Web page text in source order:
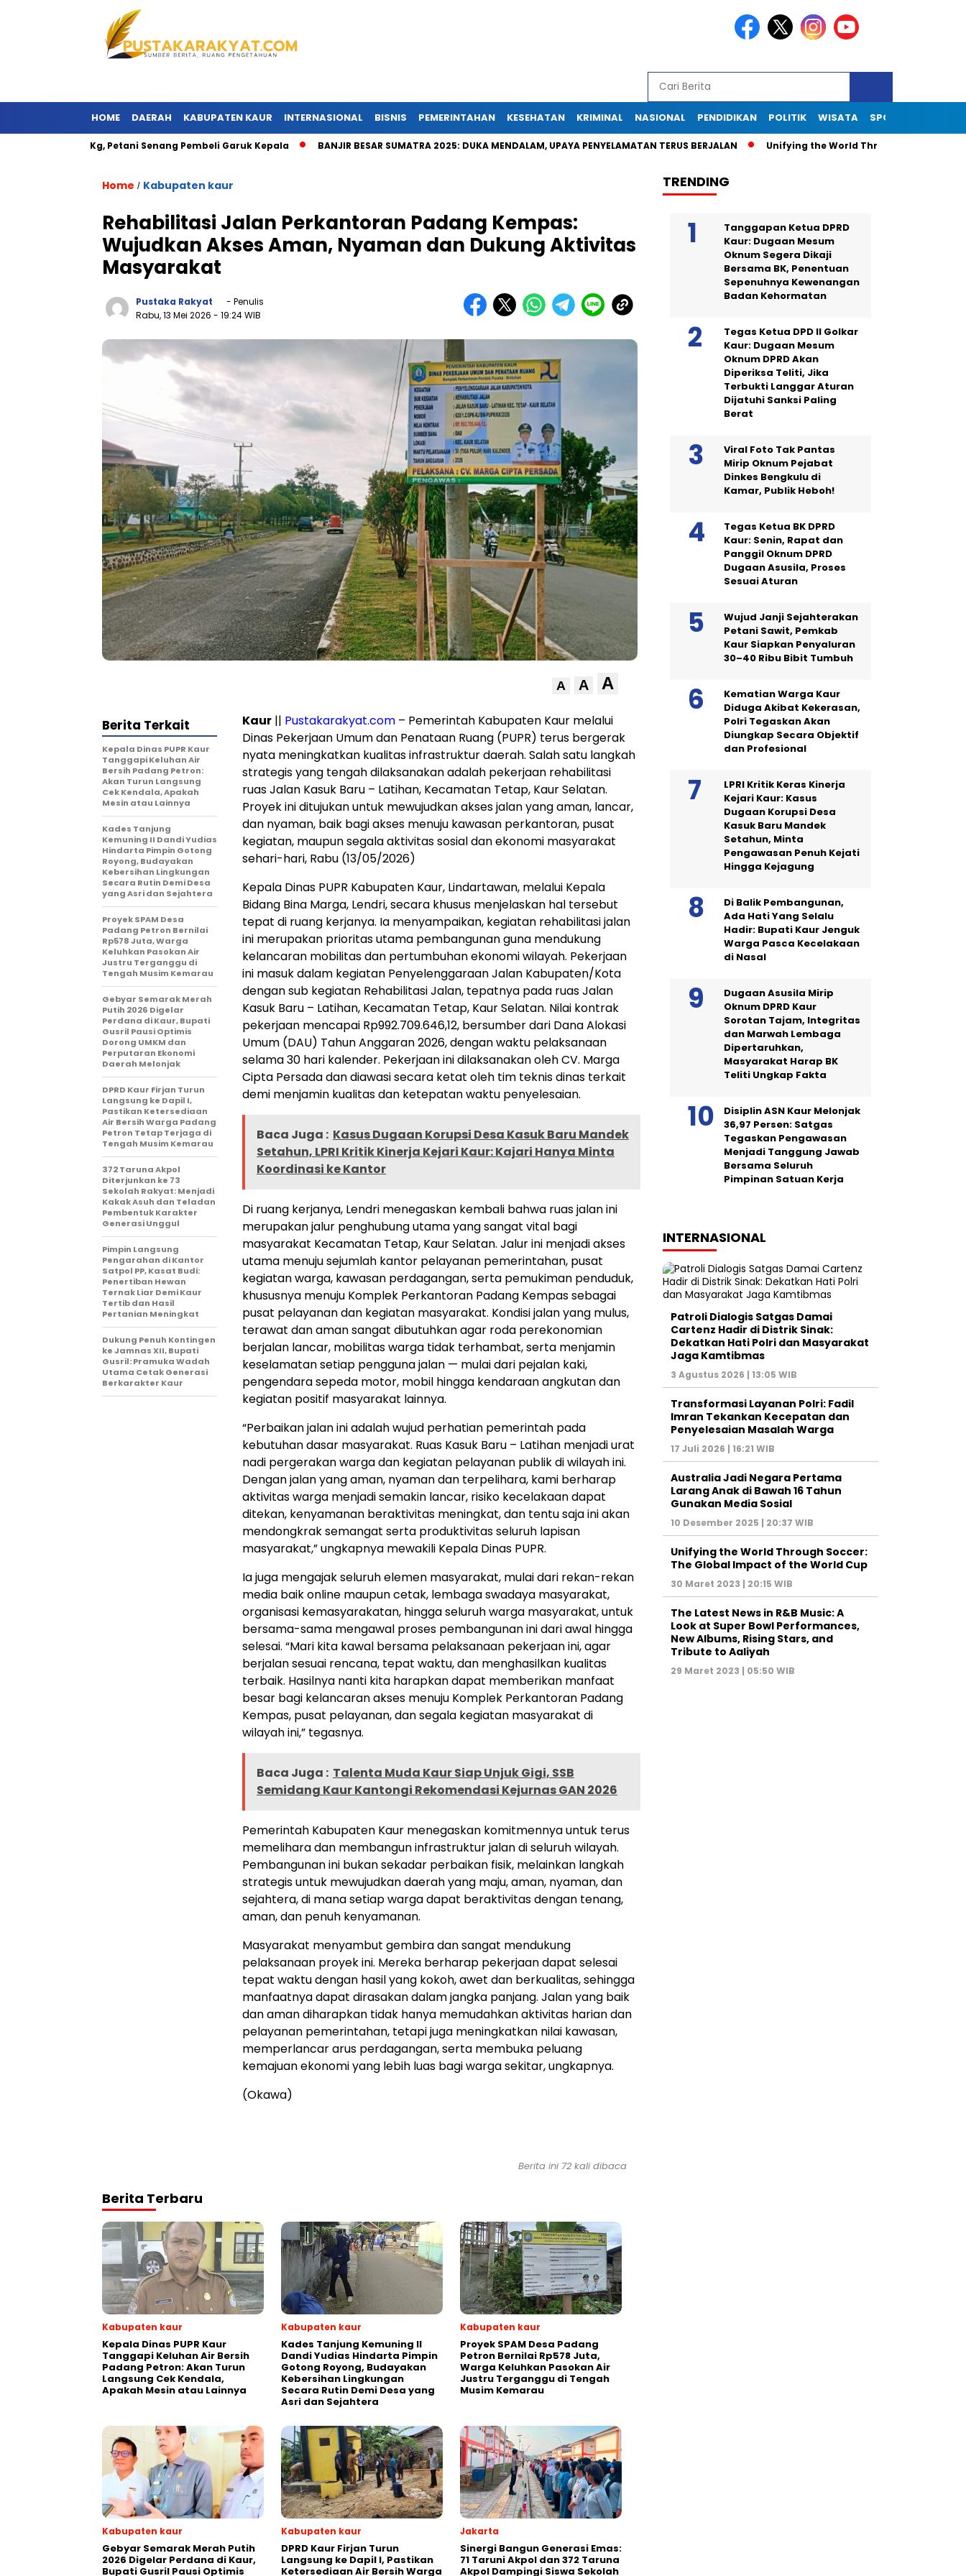
HOME DAERAH KABUPATEN KAUR INTERNASIONAL BISNIS PEMERINTAHAN KESEHATAN KRIMINAL NASIONAL PENDIDIKAN POLITIK WISATA SPORT
per Kg, Petani Senang Pembeli Garuk Kepala BANJIR BESAR SUMATRA 2025: DUKA MENDALAM, UPAYA PENYELAMATAN TERUS BERJALAN Unifying the World Through Soccer: The Global
Home / Kabupaten kaur
Rehabilitasi Jalan Perkantoran Padang Kempas:
Wujudkan Akses Aman, Nyaman dan Dukung Aktivitas
Masyarakat
Pustaka Rakyat
- Penulis
Rabu, 13 Mei 2026 - 19:24 WIB
A A A
Kaur || Pustakarakyat.com – Pemerintah Kabupaten Kaur melalui
Dinas Pekerjaan Umum dan Penataan Ruang (PUPR) terus bergerak
nyata meningkatkan kualitas infrastruktur daerah. Salah satu langkah
strategis yang tengah dilaksanakan adalah pekerjaan rehabilitasi
ruas Jalan Kasuk Baru – Latihan, Kecamatan Tetap, Kaur Selatan.
Proyek ini ditujukan untuk mewujudkan akses jalan yang aman, lancar,
dan nyaman, baik bagi akses menuju kawasan perkantoran, pusat
kegiatan, maupun segala aktivitas sosial dan ekonomi masyarakat
sehari-hari, Rabu (13/05/2026)
Kepala Dinas PUPR Kabupaten Kaur, Lindartawan, melalui Kepala
Bidang Bina Marga, Lendri, secara khusus menjelaskan hal tersebut
tepat di ruang kerjanya. Ia menyampaikan, kegiatan rehabilitasi jalan
ini merupakan prioritas utama pembangunan guna mendukung
kelancaran mobilitas dan pertumbuhan ekonomi wilayah. Pekerjaan
ini masuk dalam kegiatan Penyelenggaraan Jalan Kabupaten/Kota
dengan sub kegiatan Rehabilitasi Jalan, tepatnya pada ruas Jalan
Kasuk Baru – Latihan, Kecamatan Tetap, Kaur Selatan. Nilai kontrak
pekerjaan mencapai Rp992.709.646,12, bersumber dari Dana Alokasi
Umum (DAU) Tahun Anggaran 2026, dengan waktu pelaksanaan
selama 30 hari kalender. Pekerjaan ini dilaksanakan oleh CV. Marga
Cipta Persada dan diawasi secara ketat oleh tim teknis dinas terkait
demi menjamin kualitas dan ketepatan waktu penyelesaian.
Baca Juga : Kasus Dugaan Korupsi Desa Kasuk Baru Mandek
Setahun, LPRI Kritik Kinerja Kejari Kaur: Kajari Hanya Minta
Koordinasi ke Kantor
Di ruang kerjanya, Lendri menegaskan kembali bahwa ruas jalan ini
merupakan jalur penghubung utama yang sangat vital bagi
masyarakat Kecamatan Tetap, Kaur Selatan. Jalur ini menjadi akses
utama menuju sejumlah kantor pelayanan pemerintahan, pusat
kegiatan warga, kawasan perdagangan, serta pemukiman penduduk,
khususnya menuju Komplek Perkantoran Padang Kempas sebagai
pusat pelayanan dan kegiatan masyarakat. Kondisi jalan yang mulus,
terawat dan aman sangat dibutuhkan agar roda perekonomian
berjalan lancar, mobilitas warga tidak terhambat, serta menjamin
keselamatan setiap pengguna jalan — mulai dari pejalan kaki,
pengendara sepeda motor, mobil hingga kendaraan angkutan dan
kegiatan positif masyarakat lainnya.
“Perbaikan jalan ini adalah wujud perhatian pemerintah pada
kebutuhan dasar masyarakat. Ruas Kasuk Baru – Latihan menjadi urat
nadi pergerakan warga dan kegiatan pelayanan publik di wilayah ini.
Dengan jalan yang aman, nyaman dan terpelihara, kami berharap
aktivitas warga menjadi semakin lancar, risiko kecelakaan dapat
ditekan, kenyamanan beraktivitas meningkat, dan tentu saja ini akan
mendongkrak semangat serta produktivitas seluruh lapisan
masyarakat,” ungkapnya mewakili Kepala Dinas PUPR.
Ia juga mengajak seluruh elemen masyarakat, mulai dari rekan-rekan
media baik online maupun cetak, lembaga swadaya masyarakat,
organisasi kemasyarakatan, hingga seluruh warga masyarakat, untuk
bersama-sama mengawal proses pembangunan ini dari awal hingga
selesai. “Mari kita kawal bersama pelaksanaan pekerjaan ini, agar
berjalan sesuai rencana, tepat waktu, dan menghasilkan kualitas
terbaik. Hasilnya nanti kita harapkan dapat memberikan manfaat
besar bagi kelancaran akses menuju Komplek Perkantoran Padang
Kempas, pusat pelayanan, dan segala kegiatan masyarakat di
wilayah ini,” tegasnya.
Baca Juga : Talenta Muda Kaur Siap Unjuk Gigi, SSB
Semidang Kaur Kantongi Rekomendasi Kejurnas GAN 2026
Pemerintah Kabupaten Kaur menegaskan komitmennya untuk terus
memelihara dan membangun infrastruktur jalan di seluruh wilayah.
Pembangunan ini bukan sekadar perbaikan fisik, melainkan langkah
strategis untuk mewujudkan daerah yang maju, aman, nyaman, dan
sejahtera, di mana setiap warga dapat beraktivitas dengan tenang,
aman, dan penuh kenyamanan.
Masyarakat menyambut gembira dan sangat mendukung
pelaksanaan proyek ini. Mereka berharap pekerjaan dapat selesai
tepat waktu dengan hasil yang kokoh, awet dan berkualitas, sehingga
manfaatnya dapat dirasakan dalam jangka panjang. Jalan yang baik
dan aman diharapkan tidak hanya memudahkan aktivitas harian dan
pelayanan pemerintahan, tetapi juga meningkatkan nilai kawasan,
memperlancar arus perdagangan, serta membuka peluang
kemajuan ekonomi yang lebih luas bagi warga sekitar, ungkapnya.
(Okawa)
Berita Terkait
Kepala Dinas PUPR Kaur
Tanggapi Keluhan Air
Bersih Padang Petron:
Akan Turun Langsung
Cek Kendala, Apakah
Mesin atau Lainnya
Kades Tanjung
Kemuning II Dandi Yudias
Hindarta Pimpin Gotong
Royong, Budayakan
Kebersihan Lingkungan
Secara Rutin Demi Desa
yang Asri dan Sejahtera
Proyek SPAM Desa
Padang Petron Bernilai
Rp578 Juta, Warga
Keluhkan Pasokan Air
Justru Terganggu di
Tengah Musim Kemarau
Gebyar Semarak Merah
Putih 2026 Digelar
Perdana di Kaur, Bupati
Gusril Pausi Optimis
Dorong UMKM dan
Perputaran Ekonomi
Daerah Melonjak
DPRD Kaur Firjan Turun
Langsung ke Dapil I,
Pastikan Ketersediaan
Air Bersih Warga Padang
Petron Tetap Terjaga di
Tengah Musim Kemarau
372 Taruna Akpol
Diterjunkan ke 73
Sekolah Rakyat: Menjadi
Kakak Asuh dan Teladan
Pembentuk Karakter
Generasi Unggul
Pimpin Langsung
Pengarahan di Kantor
Satpol PP, Kasat Budi:
Penertiban Hewan
Ternak Liar Demi Kaur
Tertib dan Hasil
Pertanian Meningkat
Dukung Penuh Kontingen
ke Jamnas XII, Bupati
Gusril: Pramuka Wadah
Utama Cetak Generasi
Berkarakter Kaur
Berita ini 72 kali dibaca
Berita Terbaru
Kabupaten kaur
Kepala Dinas PUPR Kaur
Tanggapi Keluhan Air Bersih
Padang Petron: Akan Turun
Langsung Cek Kendala,
Apakah Mesin atau Lainnya
Kabupaten kaur
Kades Tanjung Kemuning II
Dandi Yudias Hindarta Pimpin
Gotong Royong, Budayakan
Kebersihan Lingkungan
Secara Rutin Demi Desa yang
Asri dan Sejahtera
Kabupaten kaur
Proyek SPAM Desa Padang
Petron Bernilai Rp578 Juta,
Warga Keluhkan Pasokan Air
Justru Terganggu di Tengah
Musim Kemarau
Kabupaten kaur
Gebyar Semarak Merah Putih
2026 Digelar Perdana di Kaur,
Bupati Gusril Pausi Optimis
Kabupaten kaur
DPRD Kaur Firjan Turun
Langsung ke Dapil I, Pastikan
Ketersediaan Air Bersih Warga
Jakarta
Sinergi Bangun Generasi Emas:
71 Taruni Akpol dan 372 Taruna
Akpol Dampingi Siswa Sekolah
TRENDING
Tanggapan Ketua DPRD
Kaur: Dugaan Mesum
Oknum Segera Dikaji
Bersama BK, Penentuan
Sepenuhnya Kewenangan
Badan Kehormatan
Tegas Ketua DPD II Golkar
Kaur: Dugaan Mesum
Oknum DPRD Akan
Diperiksa Teliti, Jika
Terbukti Langgar Aturan
Dijatuhi Sanksi Paling
Berat
Viral Foto Tak Pantas
Mirip Oknum Pejabat
Dinkes Bengkulu di
Kamar, Publik Heboh!
Tegas Ketua BK DPRD
Kaur: Senin, Rapat dan
Panggil Oknum DPRD
Dugaan Asusila, Proses
Sesuai Aturan
Wujud Janji Sejahterakan
Petani Sawit, Pemkab
Kaur Siapkan Penyaluran
30–40 Ribu Bibit Tumbuh
Kematian Warga Kaur
Diduga Akibat Kekerasan,
Polri Tegaskan Akan
Diungkap Secara Objektif
dan Profesional
LPRI Kritik Keras Kinerja
Kejari Kaur: Kasus
Dugaan Korupsi Desa
Kasuk Baru Mandek
Setahun, Minta
Pengawasan Penuh Kejati
Hingga Kejagung
Di Balik Pembangunan,
Ada Hati Yang Selalu
Hadir: Bupati Kaur Jenguk
Warga Pasca Kecelakaan
di Nasal
Dugaan Asusila Mirip
Oknum DPRD Kaur
Sorotan Tajam, Integritas
dan Marwah Lembaga
Dipertaruhkan,
Masyarakat Harap BK
Teliti Ungkap Fakta
Disiplin ASN Kaur Melonjak
36,97 Persen: Satgas
Tegaskan Pengawasan
Menjadi Tanggung Jawab
Bersama Seluruh
Pimpinan Satuan Kerja
INTERNASIONAL
Patroli Dialogis Satgas Damai
Cartenz Hadir di Distrik Sinak:
Dekatkan Hati Polri dan Masyarakat
Jaga Kamtibmas
3 Agustus 2026 | 13:05 WIB
Transformasi Layanan Polri: Fadil
Imran Tekankan Kecepatan dan
Penyelesaian Masalah Warga
17 Juli 2026 | 16:21 WIB
Australia Jadi Negara Pertama
Larang Anak di Bawah 16 Tahun
Gunakan Media Sosial
10 Desember 2025 | 20:37 WIB
Unifying the World Through Soccer:
The Global Impact of the World Cup
30 Maret 2023 | 20:15 WIB
The Latest News in R&B Music: A
Look at Super Bowl Performances,
New Albums, Rising Stars, and
Tribute to Aaliyah
29 Maret 2023 | 05:50 WIB